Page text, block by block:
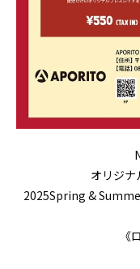
オリジナ
2025Spring &
《